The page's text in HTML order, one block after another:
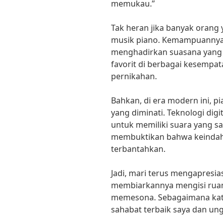
memukau.”
Tak heran jika banyak
musik piano.
menghadirkan suasana
favorit di berbagai
pernikahan.
Bahkan, di era modern ini,
yang diminati. Teknologi
untuk memiliki suara yang
membuktikan bahwa
terbantahkan.
Jadi, mari terus
membiarkannya mengisi
memesona. Sebagaimana
sahabat terbaik saya dan